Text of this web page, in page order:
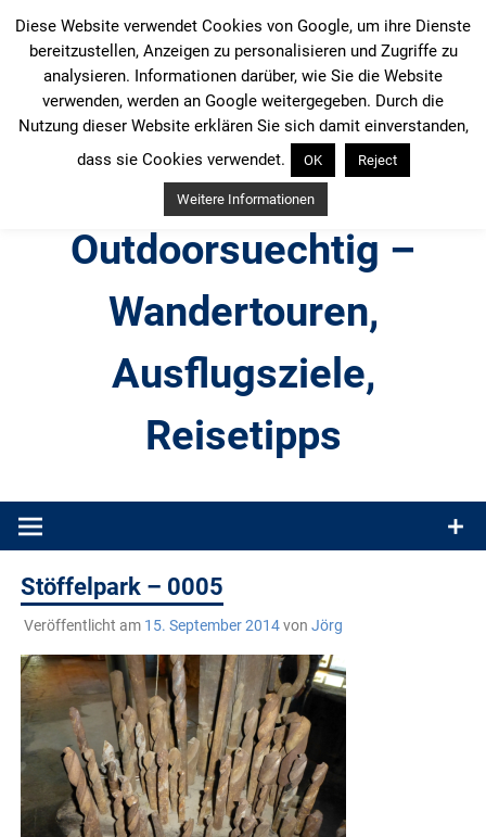
Inhalt
springen
Outdoorsuechtig –
Wandertouren,
Ausflugsziele,
Reisetipps
Produkttests und Buchrezensionen. Ein Blog für alle, die gern
Stöffelpark – 0005
Veröffentlicht am 15. September 2014von Jörg
Diese Website verwendet Cookies von Google, um ihre Dienste
bereitzustellen, Anzeigen zu personalisieren und Zugriffe zu
analysieren. Informationen darüber, wie Sie die Website
verwenden, werden an Google weitergegeben. Durch die
Nutzung dieser Website erklären Sie sich damit einverstanden,
dass sie Cookies verwendet.
OK Reject
Weitere Informationen